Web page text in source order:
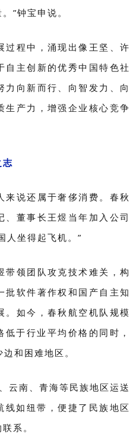
”钟宝申说。
过程中，涌现出像王坚、许
自主创新的优秀中国特色社
向新而行、向智发力、向
生产力，增强企业核心竞争
来说还属于奢侈消费。春秋
董事长王煜当年加入公司
人坐得起飞机。”
带领团队攻克技术难关，构
批软件著作权和国产自主知
。如今，春秋航空机队规模
于行业平均价格的同时，
和困难地区。
云南、青海等民族地区运送
如纽带，便捷了民族地区
系。